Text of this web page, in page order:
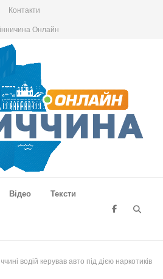
Контакти
Онлайн
Відео Тексти
водій керував авто під дією наркотиків